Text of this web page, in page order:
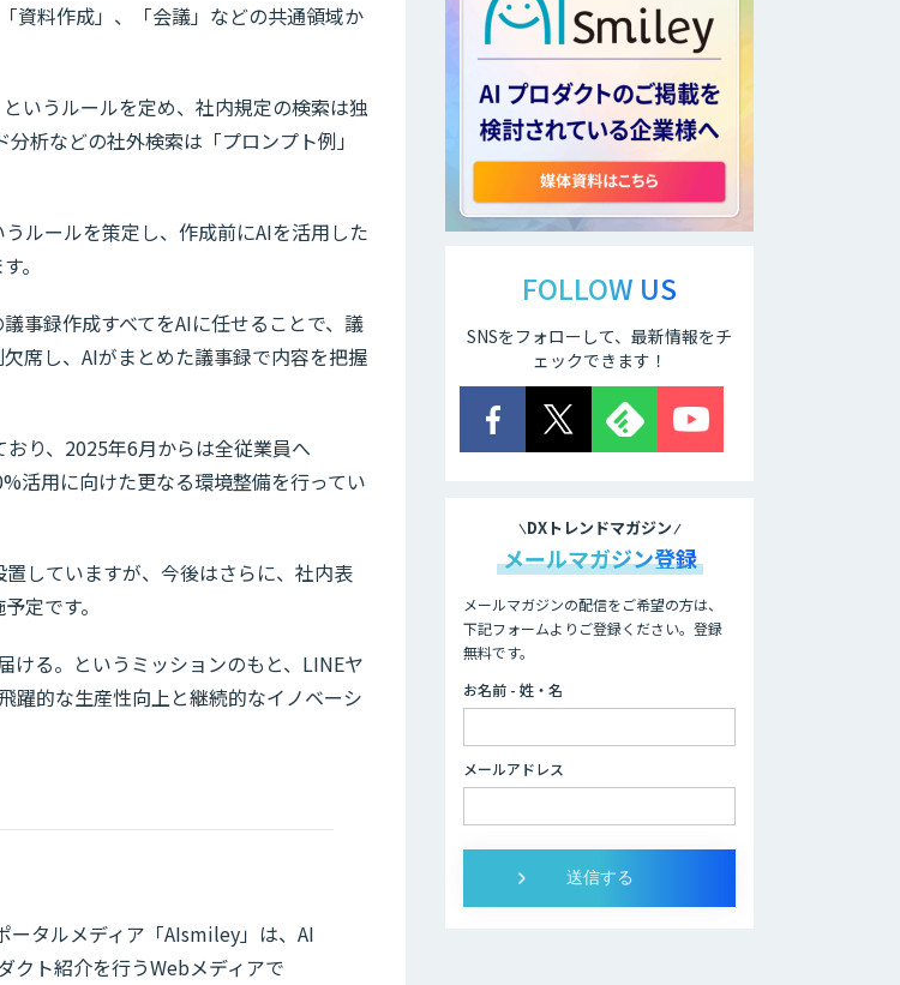
資料作成」、「会議」などの共通領域か
いうルールを定め、社内規定の検索は独
析などの社外検索は「プロンプト例」
ルールを策定し、作成前にAIを活用した
。
事録作成すべてをAIに任せることで、議
席し、AIがまとめた議事録で内容を把握
り、2025年6月からは全従業員へ
活用に向けた更なる環境整備を行ってい
していますが、今後はさらに、社内表
定です。
ける。というミッションのもと、LINEヤ
躍的な生産性向上と継続的なイノベーシ
ータルメディア「AIsmiley」は、AI
クト紹介を行うWebメディアで
aiDAPTIV+
アリストルの法人
ELYZA Works
JAPAN AI
KNOWLEDGE
医療文書作成を効
率化する生成
オーダーメイドAI
人材育成研修
データ分析/AI開
グ
イ）
FOLLOW US
SNSをフォローして、最新情報をチ
ェックできます！
DXトレンドマガジン
メールマガジン登録
メールマガジンの配信をご希望の方は、
下記フォームよりご登録ください。登録
無料です。
お名前 - 姓・名
メールアドレス